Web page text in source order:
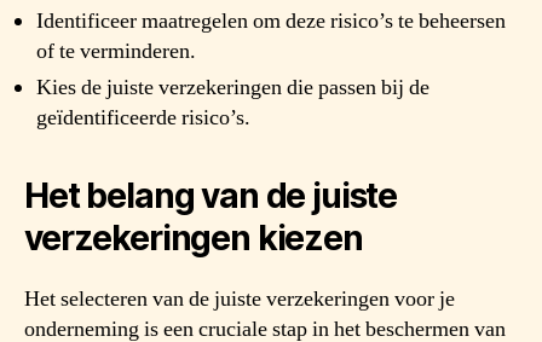
Identificeer maatregelen om deze risico’s te beheersen
of te verminderen.
Kies de juiste verzekeringen die passen bij de
geïdentificeerde risico’s.
Het belang van de juiste
verzekeringen kiezen
Het selecteren van de juiste verzekeringen voor je
onderneming is een cruciale stap in het beschermen van